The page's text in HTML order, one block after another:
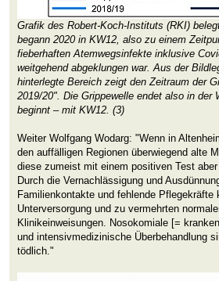
Grafik des Robert-Koch-Instituts (RKI)
begann 2020 in KW12, also zu einem
fieberhaften Atemwegsinfekte inklusive
weitgehend abgeklungen war. Aus der
hinterlegte Bereich zeigt den Zeitraum der
2019/20". Die Grippewelle endet also in der
beginnt – mit KW12. (3)
Weiter Wolfgang Wodarg: "Wenn in
den auffälligen Regionen überwiegend alte
diese zumeist mit einem positiven Test
Durch die Vernachlässigung und
Familienkontakte und fehlende
Unterversorgung und zu vermehrten
Klinikeinweisungen. Nosokomiale [=
und intensivmedizinische Überbehandlung
tödlich."